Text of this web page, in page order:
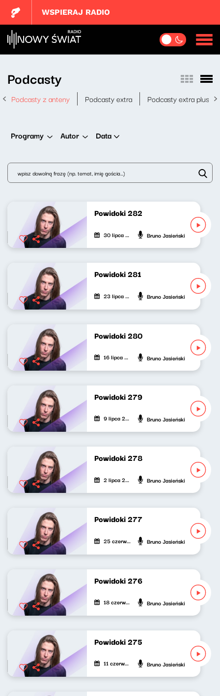
WSPIERAJ RADIO
Podcasty
Podcasty z anteny Podcasty extra Podcasty extra plus
Programy Autor Data
Powidoki 282
30 lipca 2026 Bruno Jasieński
Powidoki 281
23 lipca 2026 Bruno Jasieński
Powidoki 280
16 lipca 2026 Bruno Jasieński
Powidoki 279
9 lipca 2026 Bruno Jasieński
Powidoki 278
2 lipca 2026 Bruno Jasieński
Powidoki 277
25 czerwca 2026 Bruno Jasieński
Powidoki 276
18 czerwca 2026 Bruno Jasieński
Powidoki 275
11 czerwca 2026 Bruno Jasieński